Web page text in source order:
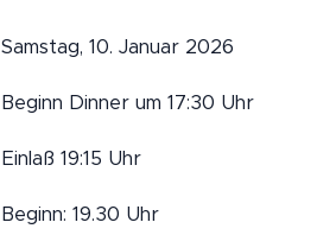
Samstag, 10. Januar 2026
Beginn Dinner um 17:30 Uhr
Einlaß 19:15 Uhr
Beginn: 19.30 Uhr